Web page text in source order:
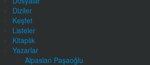
Diziler
Keşfet
Listeler
Kitaplık
Yazarlar
Alpaslan Paşaoğlu